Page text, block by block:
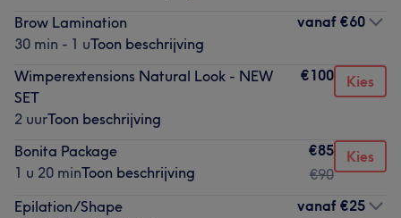
Brow Lamination
30 min - 1 uToon beschrijving
vanaf €60
Wimperextensions Natural Look - NEW
SET
2 uurToon beschrijving
€100 Kies
Bonita Package
1 u 20 minToon beschrijving
€85
€90
Kies
Epilation/Shape
vanaf €25